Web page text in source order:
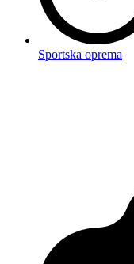
Sportska oprema